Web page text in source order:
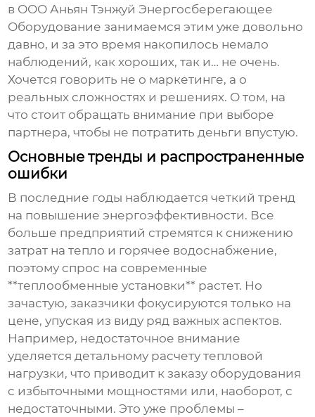
в ООО Аньян Тэнжуй Энергосберегающее
Оборудование занимаемся этим уже довольно
давно, и за это время накопилось немало
наблюдений, как хороших, так и… не очень.
Хочется говорить не о маркетинге, а о
реальных сложностях и решениях. О том, на
что стоит обращать внимание при выборе
партнера, чтобы не потратить деньги впустую.
Основные тренды и распространенные
ошибки
В последние годы наблюдается четкий тренд
на повышение энергоэффективности. Все
больше предприятий стремятся к снижению
затрат на тепло и горячее водоснабжение,
поэтому спрос на современные
**теплообменные установки** растет. Но
зачастую, заказчики фокусируются только на
цене, упуская из виду ряд важных аспектов.
Например, недостаточное внимание
уделяется детальному расчету тепловой
нагрузки, что приводит к заказу оборудования
с избыточными мощностями или, наоборот, с
недостаточными. Это уже проблемы –